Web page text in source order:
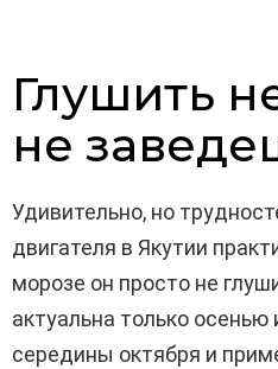
Глушить
не
Удивительно, но
двигателя в Якутии
морозе он просто не
актуальна только осенью
середины октября и